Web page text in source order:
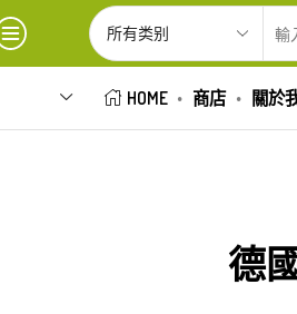
HOME 商店 關於
德